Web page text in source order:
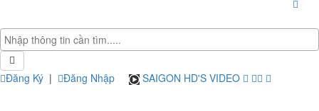
Đăng Ký | Đăng Nhập SAIGON HD'S VIDEO